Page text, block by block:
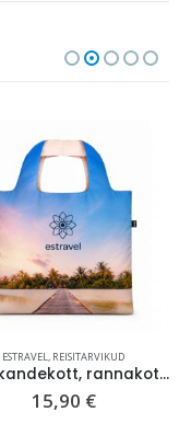
ESTRAVEL, REISITARVIKUD
LOQI kandekott, rannakott, reisikott, Estravel Beach Bag
15,90 €